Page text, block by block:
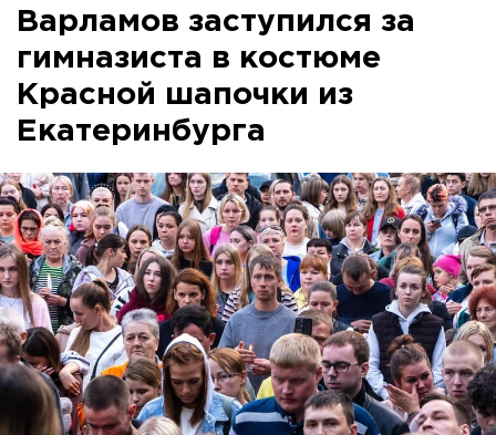
Варламов заступился за
гимназиста в костюме
Красной шапочки из
Екатеринбурга